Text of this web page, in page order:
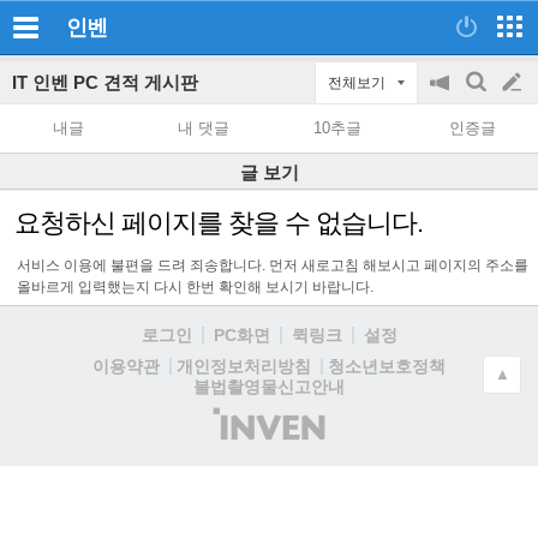
인벤
IT 인벤 PC 견적 게시판 전체보기
공
on/off
검
색
글
쓰
기
내글 내 댓글 10추글 인증글
글 보기
요청하신 페이지를 찾을 수 없습니다.
서비스 이용에 불편을 드려 죄송합니다. 먼저 새로고침 해보시고 페이지의 주소를
올바르게 입력했는지 다시 한번 확인해 보시기 바랍니다.
로그인 PC화면 퀵링크
설정
이용약관
개인정보처리방침
청소년보호정책
불법촬영물신고안내
(주)
인
▲